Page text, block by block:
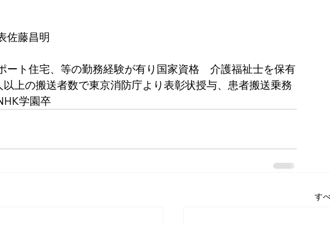
佐藤昌明
ート住宅、等の勤務経験が有り国家資格　介護福祉士を保有
上の搬送者数で東京消防庁より表彰状授与、患者搬送乗務
学園卒
す